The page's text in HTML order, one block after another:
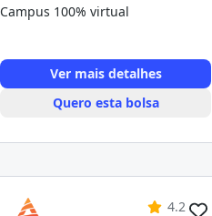
Campus 100% virtual
Ver mais detalhes
Quero esta bolsa
4.2